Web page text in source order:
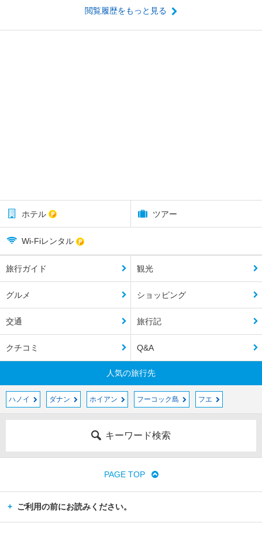
閲覧履歴をもっと見る
ホテル ツアー
Wi-Fiレンタル
旅行ガイド 観光
グルメ ショッピング
交通 旅行記
クチコミ Q&A
人気の旅行先
ハノイ ダナン ホイアン フーコック島 フエ
キーワード検索
PAGE TOP
ご利用の前にお読みください。